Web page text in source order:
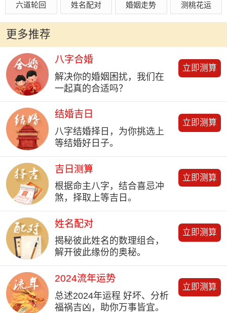
六道轮回 姓名配对 婚姻走势 测桃花运
更多推荐
八字合婚
解决你的婚姻困扰，我们在
一起真的合适吗？
立即测算
结婚吉日
八字结婚择日，为你挑选上
等结婚好日子。
立即测算
吉日测算
根据命主八字，结合喜忌冲
煞，择取上等吉日。
立即测算
姓名配对
揭秘彼此姓名的数理组合，
解开彼此缘份的奥秘。
立即测算
2024流年运势
总述2024年运程 好坏、分析
福祸吉凶，助你万事皆宜。
立即测算